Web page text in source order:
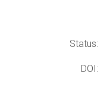
Status:
DOI: